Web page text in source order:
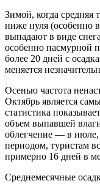
Зимой, когда средняя
ниже нуля (особенно
выпадают в виде
особенно пасмурной
более 20 дней с
меняется
Осенью частота
Октябрь является
статистика
объем выпавшей
облегчение — в июле,
периодом, туристам
примерно 16 дней в
Среднемесячные